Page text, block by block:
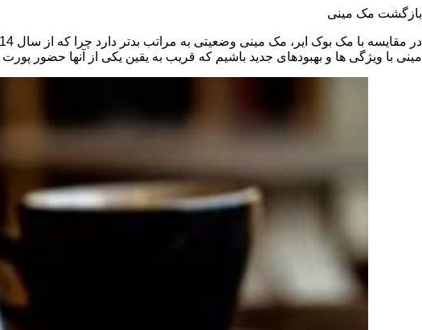
بازگشت مک مینی
مینی با ویژگی ها و بهبودهای جدید باشیم که قریب به یقین یکی از آنها حضور